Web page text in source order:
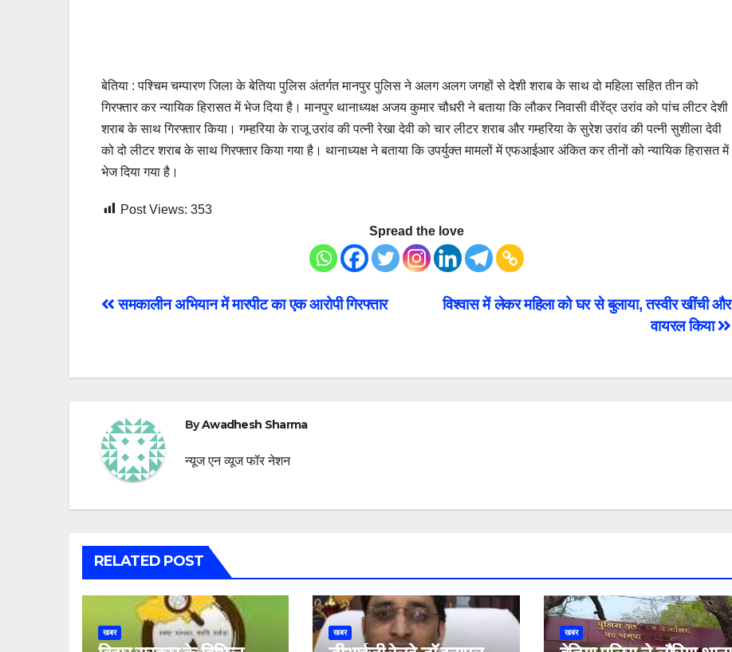
बेतिया : पश्चिम चम्पारण जिला के बेतिया पुलिस अंतर्गत मानपुर पुलिस ने अलग अलग जगहों से देशी शराब के साथ दो महिला सहित तीन को
गिरफ्तार कर न्यायिक हिरासत में भेज दिया है। मानपुर थानाध्यक्ष अजय कुमार चौधरी ने बताया कि लौकर निवासी वीरेंद्र उरांव को पांच लीटर देशी
शराब के साथ गिरफ्तार किया। गम्हरिया के राजू उरांव की पत्नी रेखा देवी को चार लीटर शराब और गम्हरिया के सुरेश उरांव की पत्नी सुशीला देवी
को दो लीटर शराब के साथ गिरफ्तार किया गया है। थानाध्यक्ष ने बताया कि उपर्युक्त मामलों में एफआईआर अंकित कर तीनों को न्यायिक हिरासत में
भेज दिया गया है।
Post Views: 353
Spread the love
Post
विश्वास में लेकर महिला को घर से बुलाया, तस्वीर खींची और
वायरल किया
समकालीन अभियान में मारपीट का एक आरोपी गिरफ्तार
ByAwadhesh Sharma
न्यूज एन व्यूज फॉर नेशन
RELATED POST
खबर खबर खबर